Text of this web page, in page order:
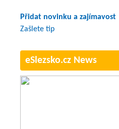
Přidat novinku a zajímavost
Zašlete tip
eSlezsko.cz News